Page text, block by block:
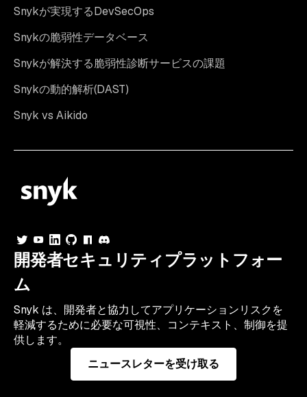
Snykが実現するDevSecOps
Snykの脆弱性データベース
Snykが解決する脆弱性診断サービスの課題
Snykの動的解析(DAST)
Snyk vs Aikido
開発者セキュリティプラットフォー
ム
Snyk は、開発者と協力してアプリケーションリスクを
軽減するために必要な可視性、コンテキスト、制御を提
供します。
ニュースレターを受け取る